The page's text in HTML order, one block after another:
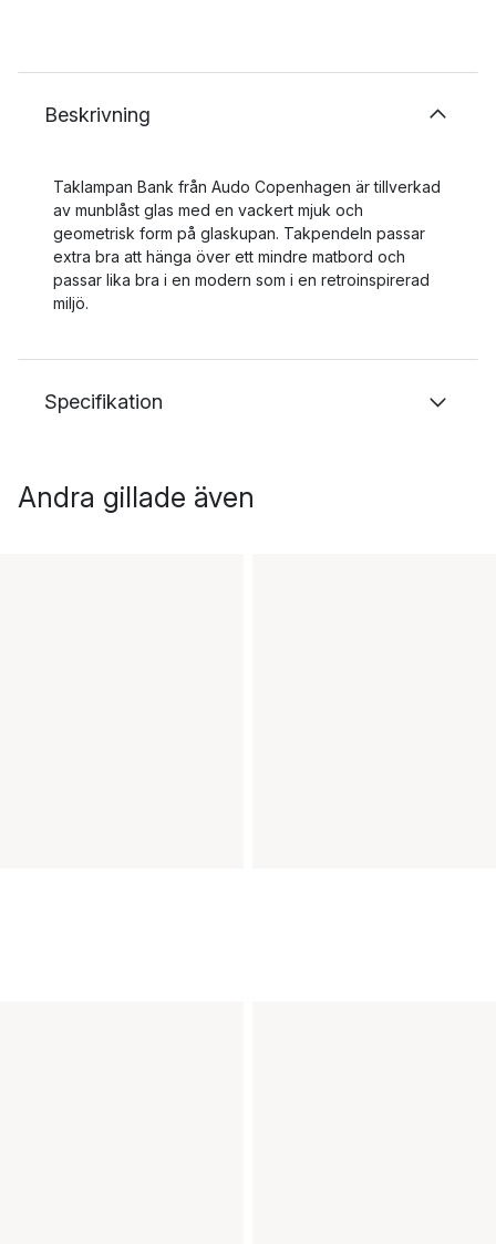
Beskrivning
Taklampan Bank från Audo Copenhagen är tillverkad
av munblåst glas med en vackert mjuk och
geometrisk form på glaskupan. Takpendeln passar
extra bra att hänga över ett mindre matbord och
passar lika bra i en modern som i en retroinspirerad
miljö.
Specifikation
Andra gillade även